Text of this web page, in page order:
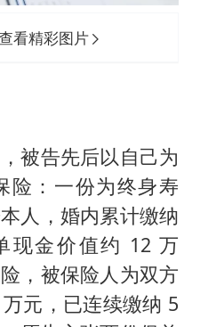
看精彩图片
被告先后以自己为
险：一份为终身寿
人，婚内累计缴纳
现金价值约 12 万
，被保险人为双方
元，已连续缴纳 5